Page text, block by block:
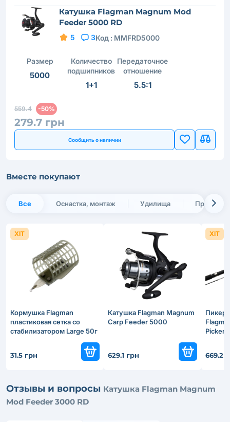
Катушка Flagman Magnum Mod
Feeder 5000 RD
5 3Код : MMFRD5000
Размер
5000
Количество
подшипников
1+1
Передаточное
отношение
5.5:1
559.4 -50%
279.7 грн
Сообщить о наличии
Вместе покупают
Все Оснастка, монтаж Удилища
ХІТ
Кормушка Flagman
пластиковая сетка со
стабилизатором Large 50г
31.5 грн
Катушка Flagman Magnum
Carp Feeder 5000
629.1 грн
ХІТ
Picker
669.2
Отзывы и вопросы Катушка Flagman Magnum
Mod Feeder 3000 RD